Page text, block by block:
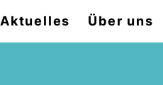
Aktuelles Über uns